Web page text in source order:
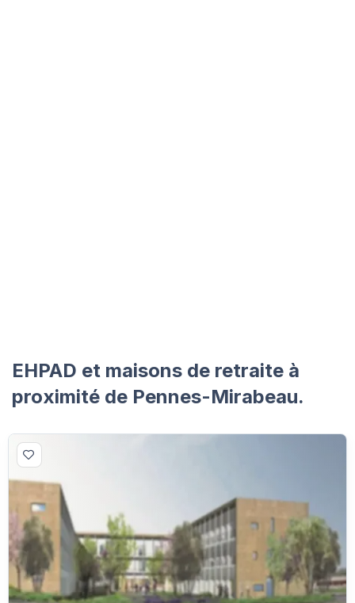
EHPAD et maisons de retraite à
proximité de Pennes-Mirabeau.